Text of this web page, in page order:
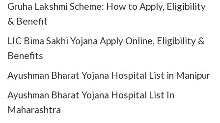
Gruha Lakshmi Scheme: How to Apply, Eligibility
& Benefit
LIC Bima Sakhi Yojana Apply Online, Eligibility &
Benefits
Ayushman Bharat Yojana Hospital List in Manipur
Ayushman Bharat Yojana Hospital List In
Maharashtra